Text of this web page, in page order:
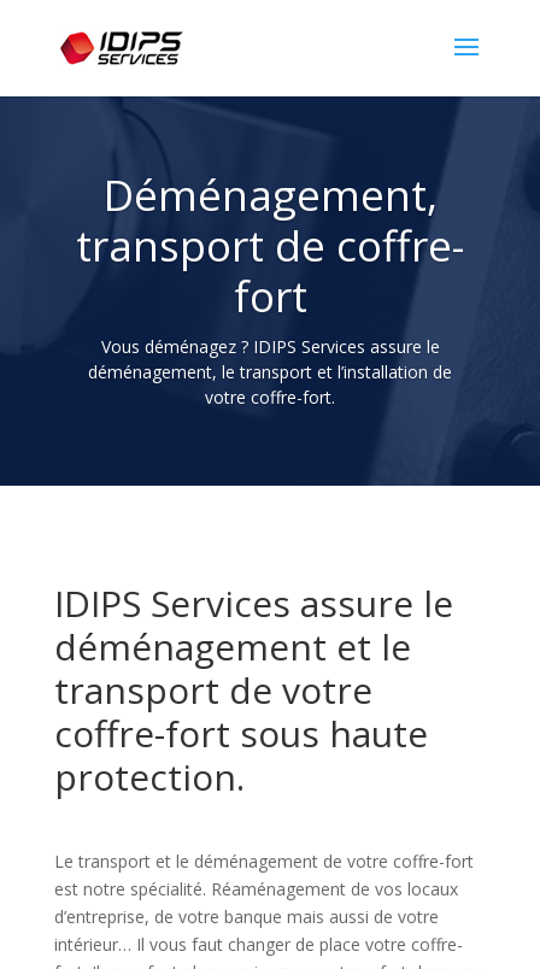
Déménagement,
transport de coffre-
fort
Vous déménagez ? IDIPS Services assure le
déménagement, le transport et l’installation de
votre coffre-fort.
IDIPS Services assure le
déménagement et le
transport de votre
coffre-fort sous haute
protection.
Le transport et le déménagement de votre coffre-fort
est notre spécialité. Réaménagement de vos locaux
d’entreprise, de votre banque mais aussi de votre
intérieur… Il vous faut changer de place votre coffre-